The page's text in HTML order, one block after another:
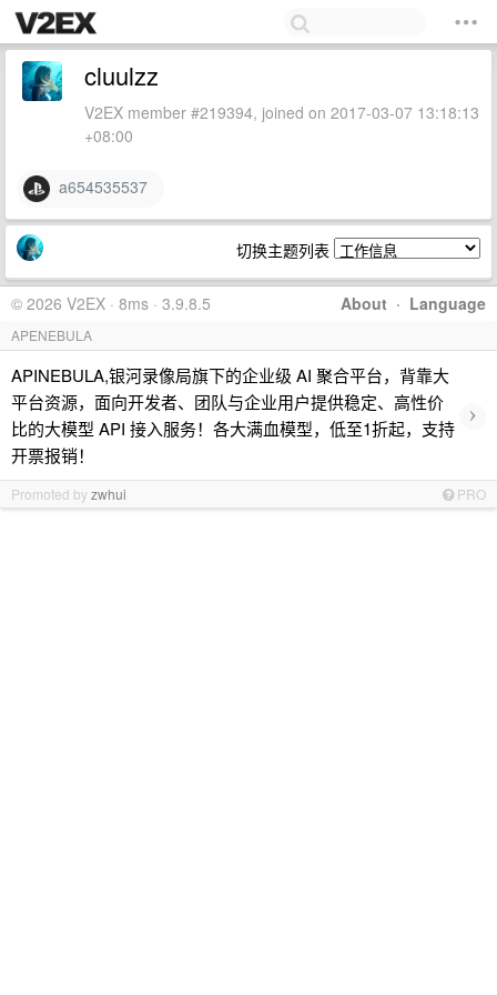
cluulzz
V2EX member #219394, joined on 2017-03-07 13:18:13
+08:00
a654535537
切换主题列表
About · Language
© 2026 V2EX · 8ms · 3.9.8.5
APENEBULA
APINEBULA,银河录像局旗下的企业级 AI 聚合平台，背靠大
平台资源，面向开发者、团队与企业用户提供稳定、高性价
比的大模型 API 接入服务！各大满血模型，低至1折起，支持
开票报销！
›
Promoted byzwhui PRO